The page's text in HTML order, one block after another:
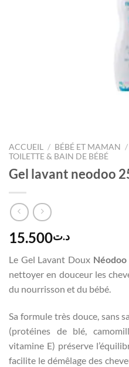
ACCUEIL / BÉBÉ ET MAMAN /
TOILETTE & BAIN DE BÉBÉ
Gel lavant neodoo
د.ت15.500
Le Gel Lavant Doux Néodoo
nettoyer en douceur les
du nourrisson et du bébé.
Sa formule très douce, sans
(protéines de blé,
vitamine E) préserve
facilite le démêlage des